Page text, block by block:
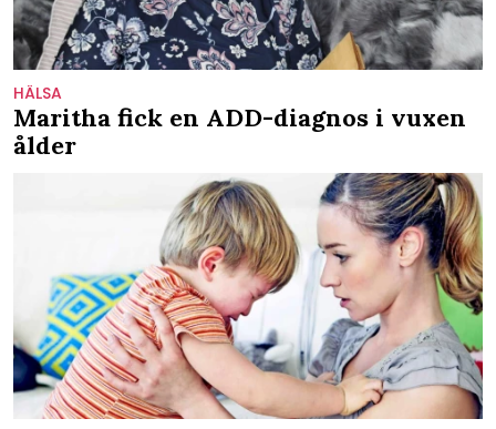
HÄLSA
Maritha fick en ADD-diagnos i vuxen
ålder